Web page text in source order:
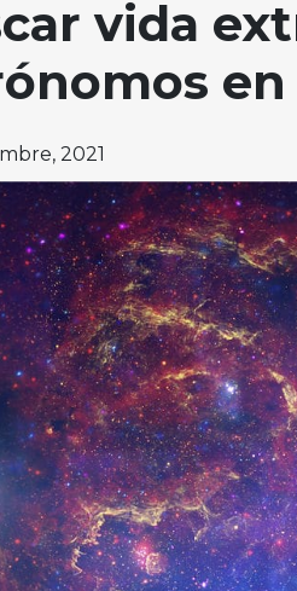
vida
en
2021